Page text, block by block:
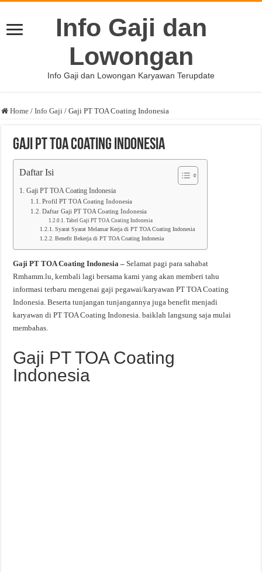
Info Gaji dan
Lowongan
Info Gaji dan Lowongan Karyawan Terupdate
Home / Info Gaji / Gaji PT TOA Coating Indonesia
Gaji PT TOA Coating Indonesia
Daftar Isi
Gaji PT TOA Coating Indonesia
Profil PT TOA Coating Indonesia
Daftar Gaji PT TOA Coating Indonesia
Tabel Gaji PT TOA Coating Indonesia
Syarat Syarat Melamar Kerja di PT TOA Coating Indonesia
Benefit Bekerja di PT TOA Coating Indonesia
Gaji PT TOA Coating Indonesia –Selamat pagi para sahabat
Rmhamm.lu, kembali lagi bersama kami yang akan memberi tahu
informasi terbaru mengenai gaji pegawai/karyawan PT TOA Coating
Indonesia. Beserta tunjangan tunjangannya juga benefit menjadi
karyawan di PT TOA Coating Indonesia. baiklah langsung saja mulai
membahas.
Gaji PT TOA Coating
Indonesia